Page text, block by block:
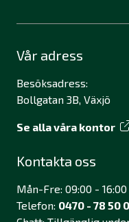
Vår adress
Besöksadress:
Bollgatan 3B, Växjö
Se alla våra kontor
Kontakta oss
Mån-Fre: 09:00 - 16:00
Telefon: 0470 - 78 50